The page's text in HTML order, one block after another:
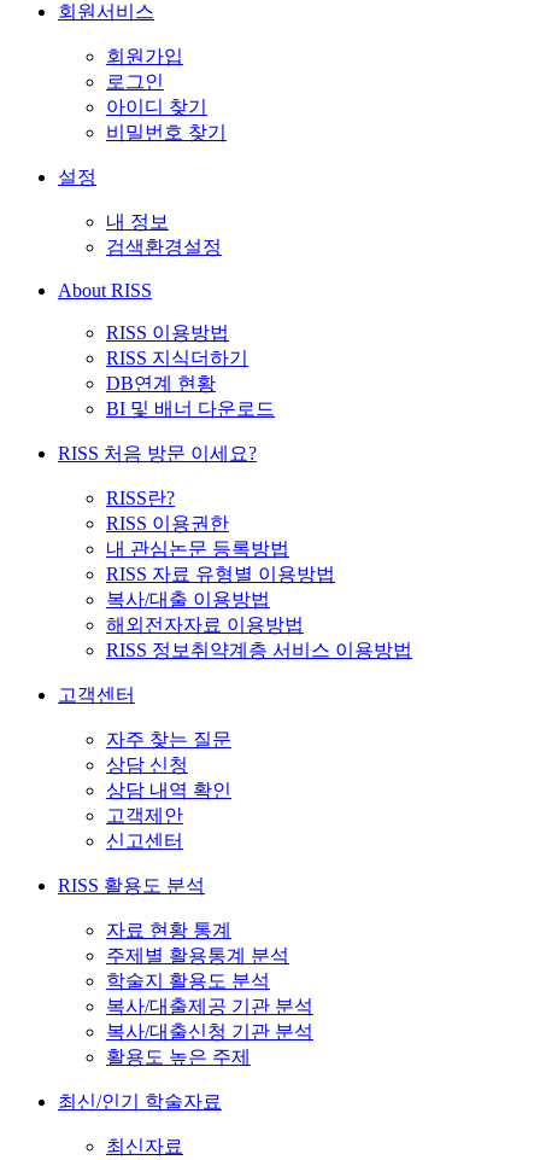
회원서비스
회원가입
로그인
아이디 찾기
비밀번호 찾기
설정
내 정보
검색환경설정
About RISS
RISS 이용방법
RISS 지식더하기
DB연계 현황
BI 및 배너 다운로드
RISS 처음 방문 이세요?
RISS란?
RISS 이용권한
내 관심논문 등록방법
RISS 자료 유형별 이용방법
복사/대출 이용방법
해외전자자료 이용방법
RISS 정보취약계층 서비스 이용방법
고객센터
자주 찾는 질문
상담 신청
상담 내역 확인
고객제안
신고센터
RISS 활용도 분석
자료 현황 통계
주제별 활용통계 분석
학술지 활용도 분석
복사/대출제공 기관 분석
복사/대출신청 기관 분석
활용도 높은 주제
최신/인기 학술자료
최신자료